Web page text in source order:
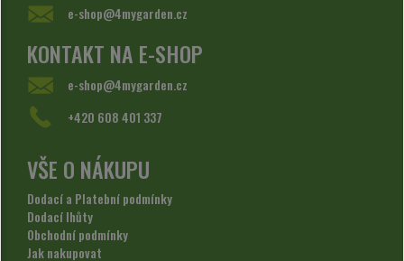
e-shop@4mygarden.cz
KONTAKT NA E-SHOP
e-shop@4mygarden.cz
+420 608 401 337
VŠE O NÁKUPU
Dodací a Platební podmínky
Dodací lhůty
Obchodní podmínky
Jak nakupovat